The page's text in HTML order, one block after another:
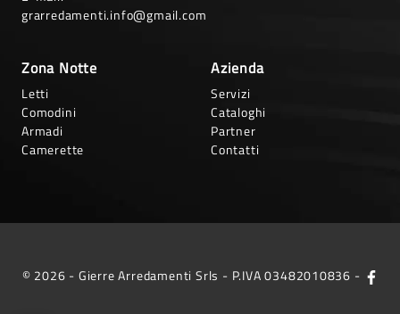
grarredamenti.info@gmail.com
Zona Notte
Letti
Comodini
Armadi
Camerette
Azienda
Servizi
Cataloghi
Partner
Contatti
© 2026 - Gierre Arredamenti Srls - P.IVA 03482010836 -